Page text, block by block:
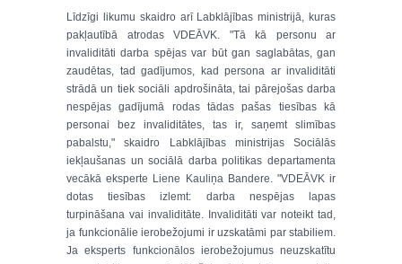
Līdzīgi likumu skaidro arī Labklājības ministrijā, kuras
pakļautībā atrodas VDEĀVK. "Tā kā personu ar
invaliditāti darba spējas var būt gan saglabātas, gan
zaudētas, tad gadījumos, kad persona ar invaliditāti
strādā un tiek sociāli apdrošināta, tai pārejošas darba
nespējas gadījumā rodas tādas pašas tiesības kā
personai bez invaliditātes, tas ir, saņemt slimības
pabalstu," skaidro Labklājības ministrijas Sociālās
iekļaušanas un sociālā darba politikas departamenta
vecākā eksperte Liene Kauliņa Bandere. "VDEĀVK ir
dotas tiesības izlemt: darba nespējas lapas
turpināšana vai invaliditāte. Invaliditāti var noteikt tad,
ja funkcionālie ierobežojumi ir uzskatāmi par stabiliem.
Ja eksperts funkcionālos ierobežojumus neuzskatītu